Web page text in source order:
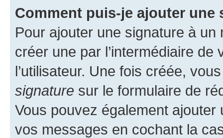
Comment puis-je ajouter une
Pour ajouter une signature à un
créer une par l’intermédiaire
l’utilisateur. Une fois créée,
signature sur le formulaire de
Vous pouvez également
vos messages en cochant la